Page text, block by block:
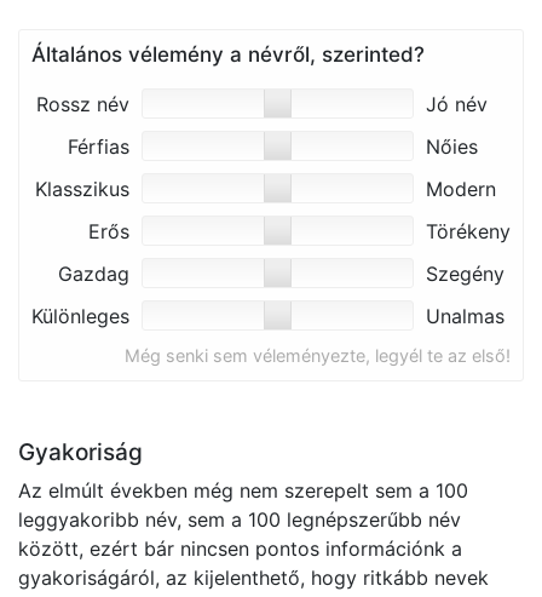
Általános vélemény a névről, szerinted?
Rossz név
Jó név
Férfias
Nőies
Klasszikus
Modern
Erős
Törékeny
Gazdag
Szegény
Különleges
Unalmas
Még senki sem véleményezte, legyél te az első!
Gyakoriság
Az elmúlt években még nem szerepelt sem a 100
leggyakoribb név, sem a 100 legnépszerűbb név
között, ezért bár nincsen pontos információnk a
gyakoriságáról, az kijelenthető, hogy ritkább nevek